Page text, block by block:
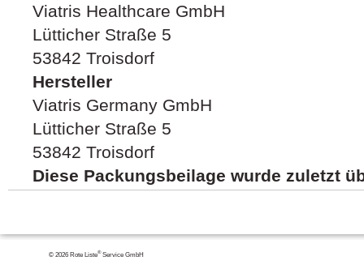
Viatris Healthcare GmbH
Lütticher Straße 5
53842 Troisdorf
Hersteller
Viatris Germany GmbH
Lütticher Straße 5
53842 Troisdorf
Diese Packungsbeilage wurde zuletzt
© 2026 Rote Liste®Service GmbH